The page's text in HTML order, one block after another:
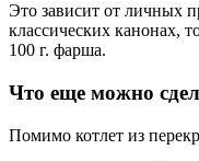
Это зависит от личных
классических канонах,
100 г. фарша.
Что еще можно
Помимо котлет из